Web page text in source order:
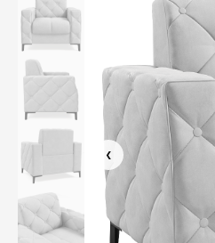
‹